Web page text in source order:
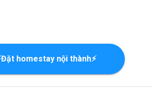
homestay nội thành⚡